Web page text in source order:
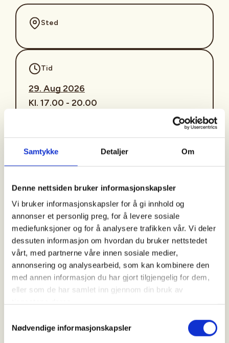
Samtykke Detaljer Om
Denne nettsiden bruker informasjonskapsler
Vi bruker informasjonskapsler for å gi innhold og
annonser et personlig preg, for å levere sosiale
mediefunksjoner og for å analysere trafikken vår. Vi deler
dessuten informasjon om hvordan du bruker nettstedet
vårt, med partnerne våre innen sosiale medier,
annonsering og analysearbeid, som kan kombinere den
med annen informasjon du har gjort tilgjengelig for dem,
eller som de har samlet inn gjennom din bruk av
Nødvendige informasjonskapsler
Sted
Tid
29. Aug 2026
Kl. 17.00 - 20.00
Ås JFF
Kontaktperson
https://92846658
bergan.pal@gmail.com
Ås JFF tilbyr Intro- og opplæringsjakt i nærområdet
med erfarne instruktører til stede. Jakten er
forbeholdt nye jegere som ikke tidligere har jaktet
Due er ikke bare nydelig mat. Det er også en veldig
god måte å bli introdusert til jakt på fugl. Jakten